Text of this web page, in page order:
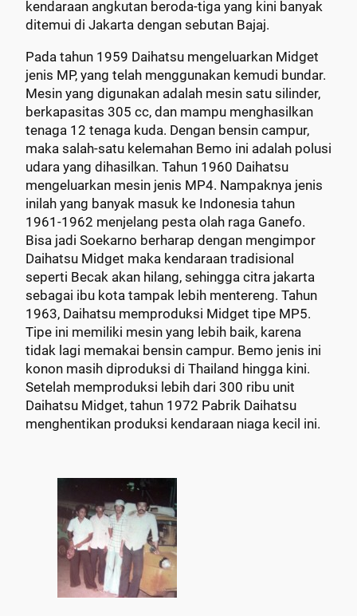
kendaraan angkutan beroda-tiga yang kini banyak
ditemui di Jakarta dengan sebutan Bajaj.
Pada tahun 1959 Daihatsu mengeluarkan Midget
jenis MP, yang telah menggunakan kemudi bundar.
Mesin yang digunakan adalah mesin satu silinder,
berkapasitas 305 cc, dan mampu menghasilkan
tenaga 12 tenaga kuda. Dengan bensin campur,
maka salah-satu kelemahan Bemo ini adalah polusi
udara yang dihasilkan. Tahun 1960 Daihatsu
mengeluarkan mesin jenis MP4. Nampaknya jenis
inilah yang banyak masuk ke Indonesia tahun
1961-1962 menjelang pesta olah raga Ganefo.
Bisa jadi Soekarno berharap dengan mengimpor
Daihatsu Midget maka kendaraan tradisional
seperti Becak akan hilang, sehingga citra jakarta
sebagai ibu kota tampak lebih mentereng. Tahun
1963, Daihatsu memproduksi Midget tipe MP5.
Tipe ini memiliki mesin yang lebih baik, karena
tidak lagi memakai bensin campur. Bemo jenis ini
konon masih diproduksi di Thailand hingga kini.
Setelah memproduksi lebih dari 300 ribu unit
Daihatsu Midget, tahun 1972 Pabrik Daihatsu
menghentikan produksi kendaraan niaga kecil ini.